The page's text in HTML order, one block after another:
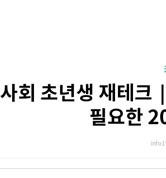
사회 초년생 재테크
필요한